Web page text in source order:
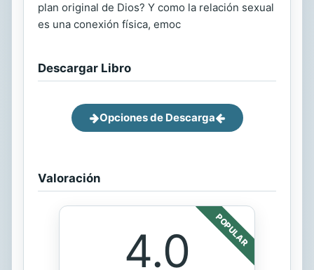
plan original de Dios? Y como la relación sexual
es una conexión física, emoc
Descargar Libro
Opciones de Descarga
Valoración
POPULAR
4.0